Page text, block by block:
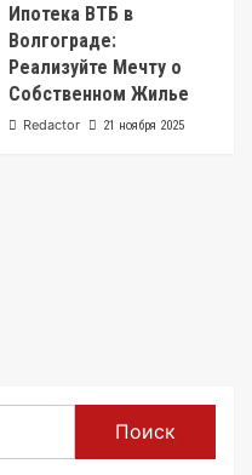
Ипотека ВТБ в
Волгограде:
Реализуйте Мечту о
Собственном Жилье
Redactor
21 ноября 2025
Поиск